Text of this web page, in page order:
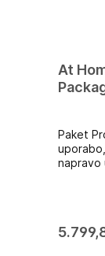
At
Paket
napravo